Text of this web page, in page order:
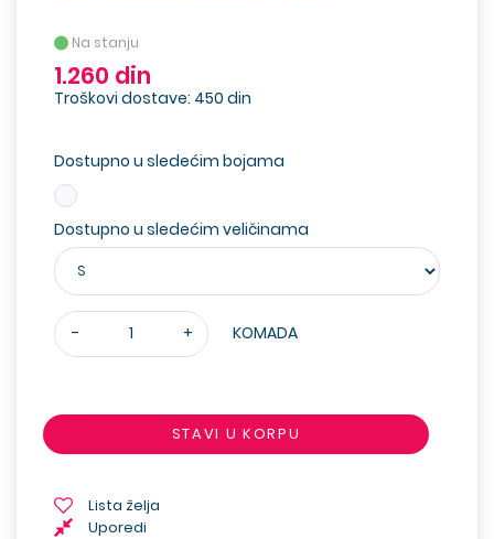
Na stanju
1.260 din
Troškovi dostave: 450 din
Dostupno u sledećim bojama
Dostupno u sledećim veličinama
- + KOMADA
STAVI U KORPU
Lista želja
Uporedi